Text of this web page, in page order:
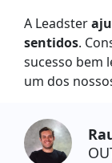
A Leadster
sentidos.
sucesso bem
um dos